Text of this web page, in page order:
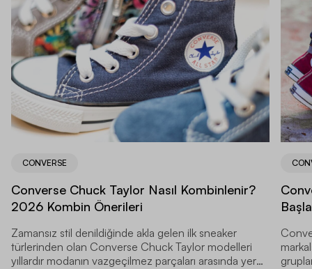
CONVERSE
Converse Chuck Taylor Nasıl Kombinlenir?
2026 Kombin Önerileri
Zamansız stil denildiğinde akla gelen ilk sneaker
türlerinden olan Converse Chuck Taylor modelleri
yıllardır modanın vazgeçilmez parçaları arasında yer